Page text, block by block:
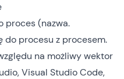
proces (nazwa.
do procesu z procesem.
na możliwy wektor
Visual Studio Code,